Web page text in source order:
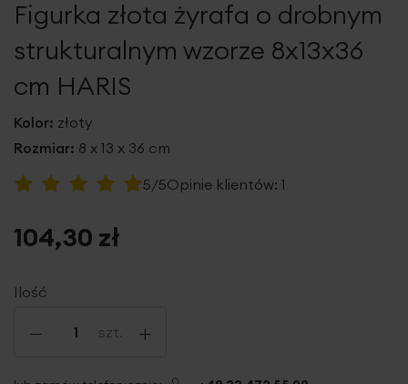
galeriiFigurka złota żyrafa o drobnym
strukturalnym wzorze 8x13x36
cm HARIS
Kolor: złoty
Rozmiar: 8 x 13 x 36 cm
Ocena:
5/5Opinie klientów: 1
Ilość
- szt. +
104,30 zł